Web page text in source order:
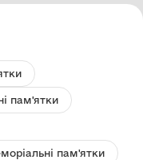
пам'ятки
пам'ятки